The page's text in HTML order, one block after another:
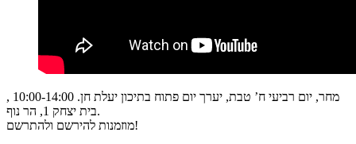
מחר, יום רביעי ח’ טבת, יערך יום פתוח בתיכון יעלת חן. 10:00-14:00 ,
בית יצחק 1, הר נוף.
מוזמנות להירשם ולהתרשם!